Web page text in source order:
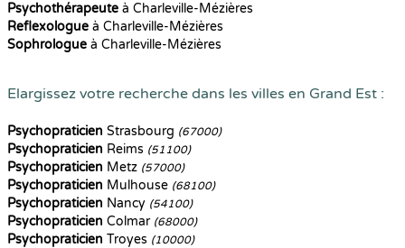
Psychothérapeute à Charleville-Mézières
Reflexologue à Charleville-Mézières
Sophrologue à Charleville-Mézières
Elargissez votre recherche dans les villes en Grand Est :
Psychopraticien Strasbourg (67000)
Psychopraticien Reims (51100)
Psychopraticien Metz (57000)
Psychopraticien Mulhouse (68100)
Psychopraticien Nancy (54100)
Psychopraticien Colmar (68000)
Psychopraticien Troyes (10000)